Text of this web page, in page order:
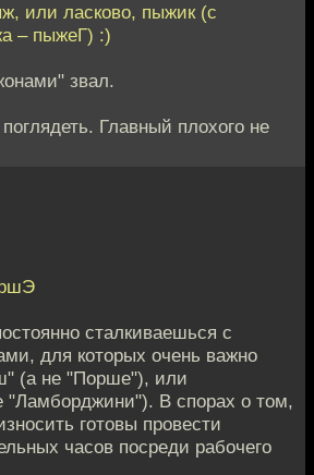
или ласково, пыжик (с
– пыжеГ) :)
звал.
Главный плохого не
сталкиваешься с
для которых очень важно
(а не "Порше"), или
"Ламборджини"). В спорах о том,
готовы провести
часов посреди рабочего